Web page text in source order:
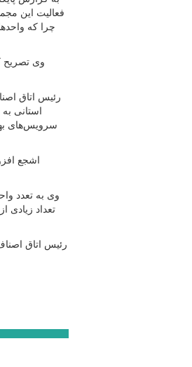
فعالیت این
وی تصریح
رئیس اتاق
استانی
سرویس‌های
اشجع
وی به تعدد
تعداد زیادی
رئیس اتاق